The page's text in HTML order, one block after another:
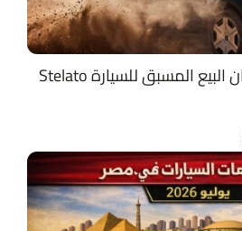
هواوي وBAIC تفتتحان البيع المسبق للسيارة Stelato